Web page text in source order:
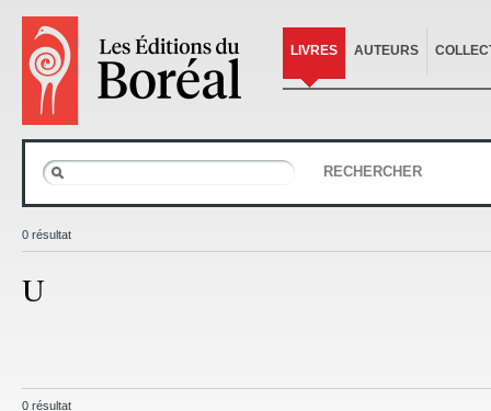
LIVRES AUTEURS
RECHERCHER
0 résultat
U
0 résultat